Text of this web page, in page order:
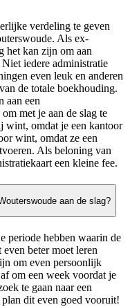
verdeling te geven
Als ex-
het kan zijn om aan
iedere administratie
even leuk en anderen
de totale boekhouding.
aan een
met je aan de slag te
wint, omdat je een kantoor
wint, omdat ze een
Als beloning van
een kleine fee.
aan de slag?
periode hebben waarin de
beter moet leren
om even persoonlijk
om een week voordat je
te gaan naar een
dit even goed vooruit!